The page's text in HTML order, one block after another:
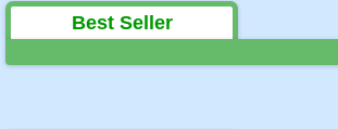
Best Seller